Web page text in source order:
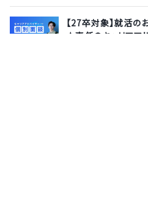
【27卒対象】就活
★専任のキャリアア